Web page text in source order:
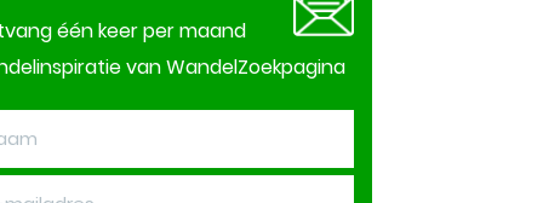
één keer per maand
van WandelZoekpagina